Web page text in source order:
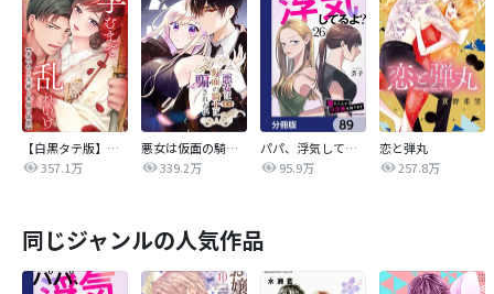
【白黒タテ版】孕むまで乱れいけ～身代わり花嫁と軍服の猛愛
357.1万
悪女は仮面の騎士に騙されない
339.2万
パパ、浮気してるよ？娘と二人でクズ夫を捨てます【分冊版】
95.9万
恋と弾丸
257.8万
同じジャンルの人気作品